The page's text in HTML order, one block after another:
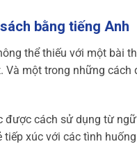
bằng tiếng Anh
thể thiếu với một bài
Và một trong những
được cách sử dụng từ
tiếp xúc với các tình